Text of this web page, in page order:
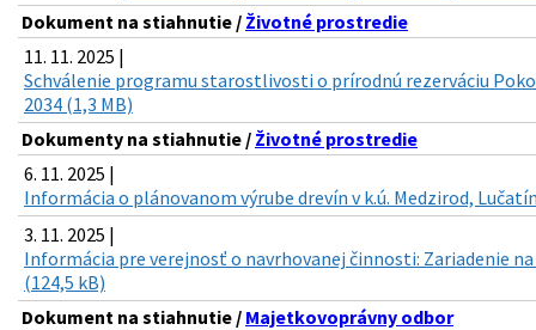
Dokument na stiahnutie / Životné prostredie
11. 11. 2025 |
Schválenie programu starostlivosti o prírodnú rezerváciu
2034 (1,3 MB)
Dokumenty na stiahnutie / Životné prostredie
6. 11. 2025 |
Informácia o plánovanom výrube drevín v k.ú. Medzirod,
3. 11. 2025 |
Informácia pre verejnosť o navrhovanej činnosti: Zariadenie
(124,5 kB)
Dokument na stiahnutie / Majetkovoprávny odbor